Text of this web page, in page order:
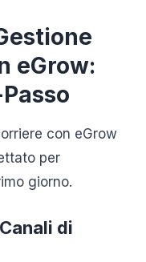
eGrow:
con eGrow
per
giorno.
di